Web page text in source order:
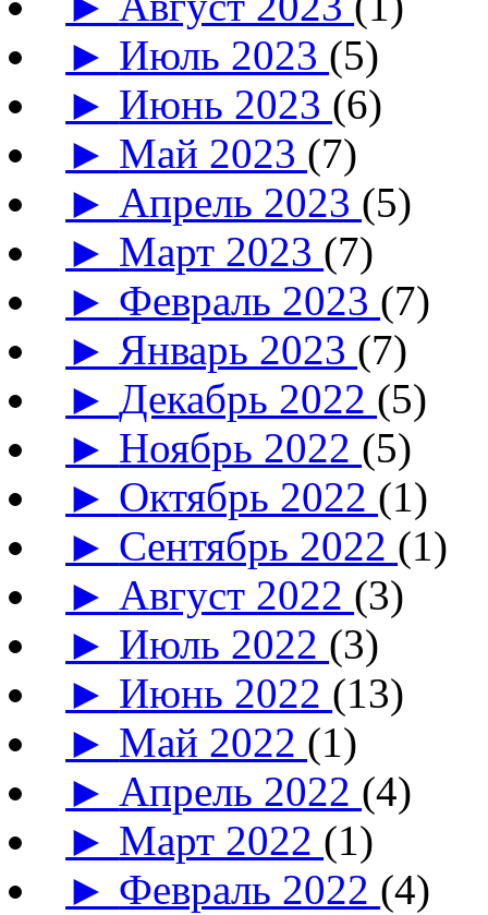
► Июль 2023 (5)
► Июнь 2023 (6)
► Май 2023 (7)
► Апрель 2023 (5)
► Март 2023 (7)
► Февраль 2023 (7)
► Январь 2023 (7)
►Декабрь 2022 (5)
► Ноябрь 2022 (5)
► Октябрь 2022 (1)
► Сентябрь 2022 (1)
► Август 2022 (3)
► Июль 2022 (3)
► Июнь 2022 (13)
► Май 2022 (1)
► Апрель 2022 (4)
► Март 2022 (1)
► Февраль 2022 (4)